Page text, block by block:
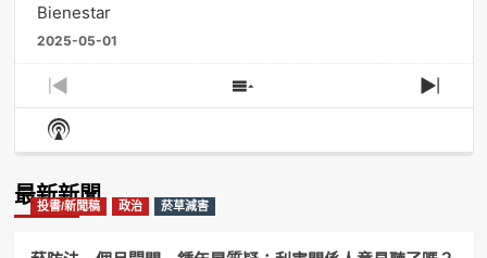
Bienestar
2025-05-01
Previous
Episode
Show
Episodes
Next
Show
Podcast
最新新聞
投書/新聞稿 政治 菸草減害